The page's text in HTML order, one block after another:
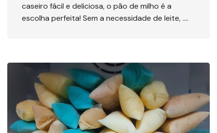
caseiro fácil e deliciosa, o pão de milho é a
escolha perfeita! Sem a necessidade de leite, ….